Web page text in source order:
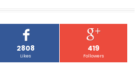
2808
Likes
419
Followers